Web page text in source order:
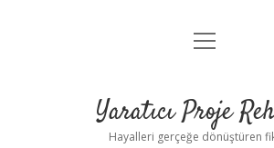
Anasayfa
Yasal Uyarı
menüyü
Yaratıcı Proje
Hayalleri gerçeğe dönüştüren